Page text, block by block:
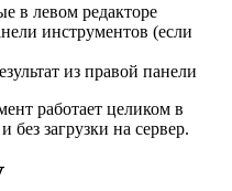
в левом редакторе
инструментов (если
из правой панели
работает целиком в
без загрузки на сервер.